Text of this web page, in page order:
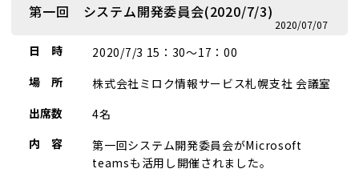
第一回 システム開発委員会(2020/7/3)
2020/07/07
日 時
2020/7/3 15：30～17：00
場 所
株式会社ミロク情報サービス札幌支社 会議室
出席数
4名
内 容
第一回システム開発委員会がMicrosoft
teamsも活用し開催されました。